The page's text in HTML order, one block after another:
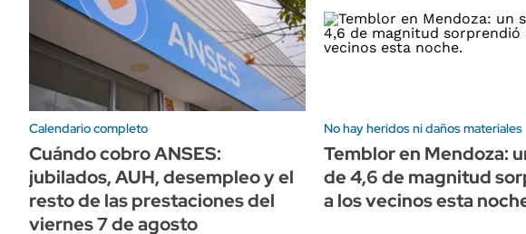
Calendario completo
Cuándo cobro ANSES:
jubilados, AUH, desempleo y el
resto de las prestaciones del
viernes 7 de agosto
No hay heridos ni daños materiales
Temblor en Mendoza:
de 4,6 de magnitud
a los vecinos esta